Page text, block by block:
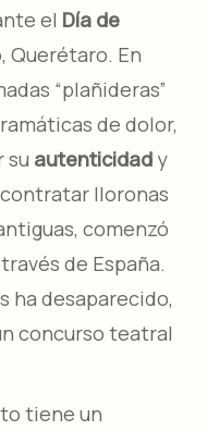
el Día de
Querétaro. En
“plañideras”
de dolor,
su autenticidad y
lloronas
comenzó
de España.
ha desaparecido,
concurso teatral
tiene un